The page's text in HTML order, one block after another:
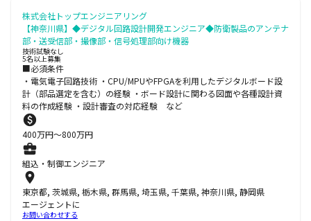
株式会社トップエンジニアリング
【神奈川県】◆デジタル回路設計開発エンジニア◆防衛製品のアンテナ
部・送受信部・撮像部・信号処理部向け機器
技術試験なし
5名以上募集
■必須条件
・電気電子回路技術 ・CPU/MPUやFPGAを利用したデジタルボード設
計（部品選定を含む）の経験 ・ボード設計に関わる図面や各種設計資
料の作成経験 ・設計審査の対応経験 など
400万円〜800万円
組込・制御エンジニア
東京都, 茨城県, 栃木県, 群馬県, 埼玉県, 千葉県, 神奈川県, 静岡県
エージェントに
お問い合わせする